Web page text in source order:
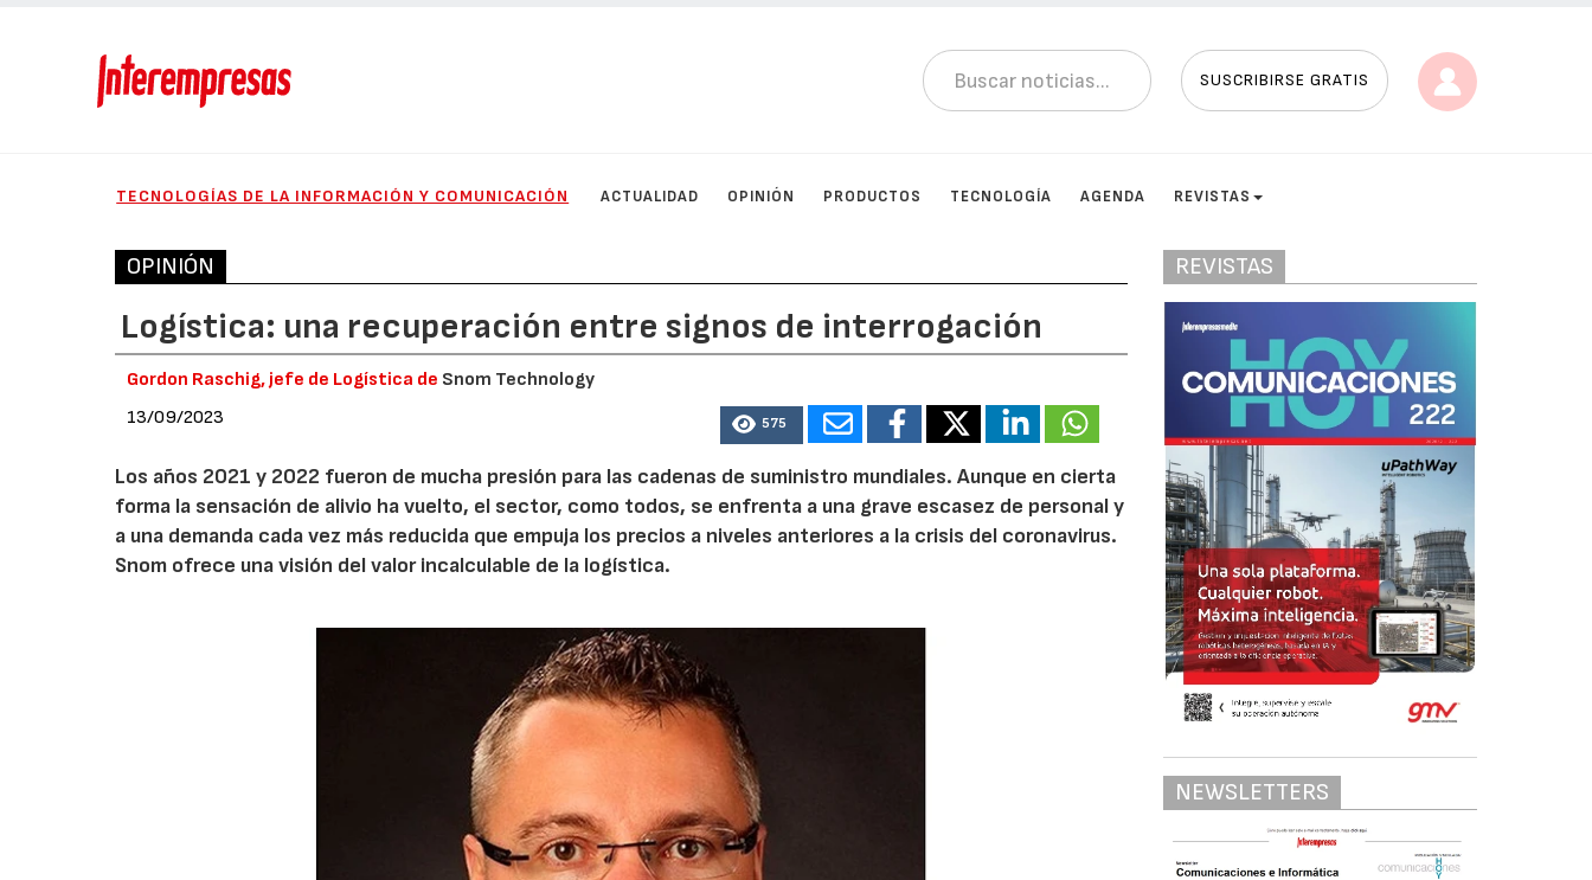
SUSCRIBIRSE GRATIS
TECNOLOGÍAS DE LA INFORMACIÓN Y COMUNICACIÓN ACTUALIDAD OPINIÓN PRODUCTOS TECNOLOGÍA AGENDA REVISTAS
OPINIÓN
Logística: una recuperación entre signos de interrogación
Gordon Raschig, jefe de Logística de Snom Technology
13/09/2023
575
Los años 2021 y 2022 fueron de mucha presión para las cadenas de suministro mundiales. Aunque en cierta
forma la sensación de alivio ha vuelto, el sector, como todos, se enfrenta a una grave escasez de personal y
a una demanda cada vez más reducida que empuja los precios a niveles anteriores a la crisis del coronavirus.
Snom ofrece una visión del valor incalculable de la logística.
REVISTAS
NEWSLETTERS